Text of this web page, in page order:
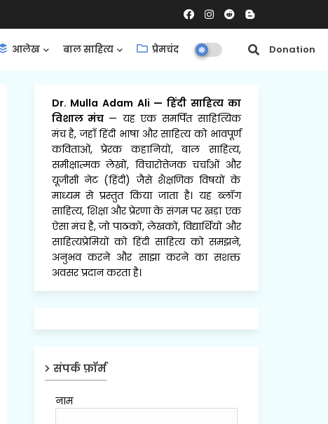
आलेख बाल साहित्य प्रेमचंद समीक्षाएँ Donation
Dr. Mulla Adam Ali —हिंदी साहित्य का
विशाल मंच — यह एक समर्पित साहित्यिक
मंच है, जहाँ हिंदी भाषा और साहित्य को भावपूर्ण
कविताओं, प्रेरक कहानियों, बाल साहित्य,
समीक्षात्मक लेखों, विचारोत्तेजक चर्चाओं और
यूजीसी नेट (हिंदी) जैसे शैक्षणिक विषयों के
माध्यम से प्रस्तुत किया जाता है। यह ब्लॉग
साहित्य, शिक्षा और प्रेरणा के संगम पर खड़ा एक
ऐसा मंच है, जो पाठकों, लेखकों, विद्यार्थियों और
साहित्यप्रेमियों को हिंदी साहित्य को समझने,
अनुभव करने और साझा करने का सशक्त
अवसर प्रदान करता है।
संपर्क फ़ॉर्म
नाम